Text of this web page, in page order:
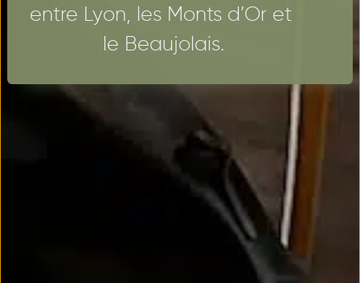
entre Lyon, les Monts d’Or et
le Beaujolais.